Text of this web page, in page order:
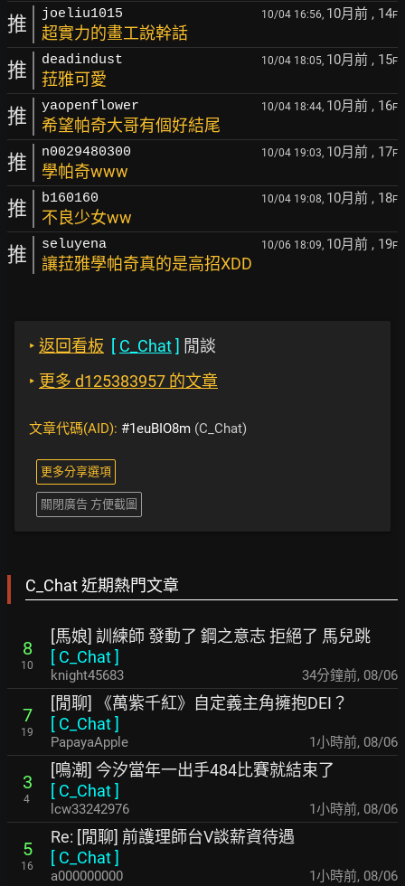
推 joeliu1015 10/04 16:56, 10月前 , 14F
超實力的畫工說幹話
推 deadindust 10/04 18:05, 10月前 , 15F
菈雅可愛
推 yaopenflower 10/04 18:44, 10月前 , 16F
希望帕奇大哥有個好結尾
推 n0029480300 10/04 19:03, 10月前 , 17F
學帕奇www
推 b160160 10/04 19:08, 10月前 , 18F
不良少女ww
推 seluyena 10/06 18:09, 10月前 , 19F
讓菈雅學帕奇真的是高招XDD
‣ 返回看板 [ C_Chat] 閒談
‣ 更多 d125383957 的文章
文章代碼(AID): #1euBIO8m (C_Chat)
更多分享選項
關閉廣告 方便截圖
C_Chat 近期熱門文章
8
10
[馬娘] 訓練師 發動了 鋼之意志 拒絕了 馬兒跳
[ C_Chat]
knight45683 34分鐘前, 08/06
7
19
[閒聊] 《萬紫千紅》自定義主角擁抱DEI？
[ C_Chat]
PapayaApple 1小時前, 08/06
3
4
[鳴潮] 今汐當年一出手484比賽就結束了
[ C_Chat]
lcw33242976 1小時前, 08/06
5
16
Re: [閒聊] 前護理師台V談薪資待遇
[ C_Chat]
a000000000 1小時前, 08/06